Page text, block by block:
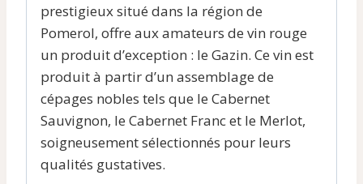
prestigieux situé dans la région de
Pomerol, offre aux amateurs de vin rouge
un produit d’exception : le Gazin. Ce vin est
produit à partir d’un assemblage de
cépages nobles tels que le Cabernet
Sauvignon, le Cabernet Franc et le Merlot,
soigneusement sélectionnés pour leurs
qualités gustatives.